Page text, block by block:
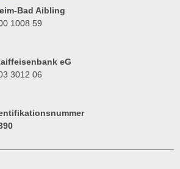
Bad Aibling
1008 59
eG
3012 06